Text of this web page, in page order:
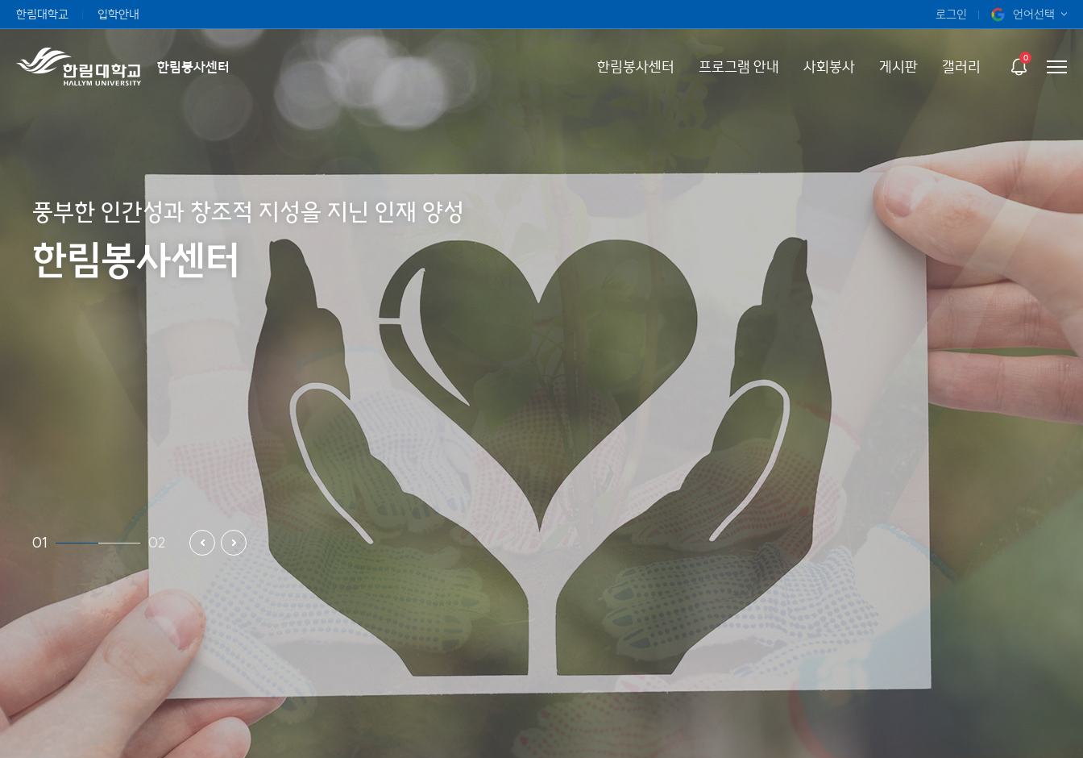
오늘 하루 보지 않기
한림대학교 입학안내 로그인 언어선택
ENG
한림봉사센터 한림봉사센터 프로그램 안내 사회봉사 게시판 갤러리 0
풍부한 인간성과 창조적 지성을 지닌 인재 양성
한림봉사센터
풍부한 인간성과 창조적 지성을 지닌 인재 양성
한림봉사센터
풍부한 인간성과 창조적 지성을 지닌 인재 양성
한림봉사센터
풍부한 인간성과 창조적 지성을 지닌 인재 양성
한림봉사센터
풍부한 인간성과 창조적 지성을 지닌 인재 양성
한림봉사센터
풍부한 인간성과 창조적 지성을 지닌 인재 양성
한림봉사센터
01 02